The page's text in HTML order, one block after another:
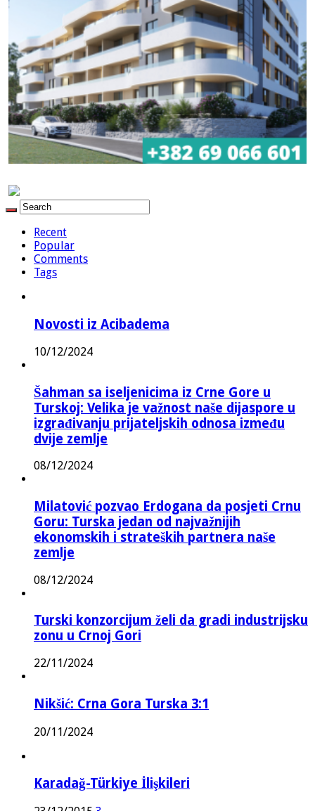
Recent
Popular
Comments
Tags
Novosti iz Acibadema
10/12/2024
Šahman sa iseljenicima iz Crne Gore u
Turskoj: Velika je važnost naše dijaspore u
izgrađivanju prijateljskih odnosa između
dvije zemlje
08/12/2024
Milatović pozvao Erdogana da posjeti Crnu
Goru: Turska jedan od najvažnijih
ekonomskih i strateških partnera naše
zemlje
08/12/2024
Turski konzorcijum želi da gradi industrijsku
zonu u Crnoj Gori
22/11/2024
Nikšić: Crna Gora Turska 3:1
20/11/2024
Karadağ-Türkiye İlişkileri